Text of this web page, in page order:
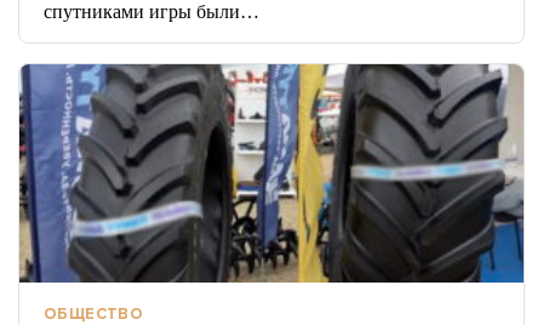
спутниками игры были…
ОБЩЕСТВО